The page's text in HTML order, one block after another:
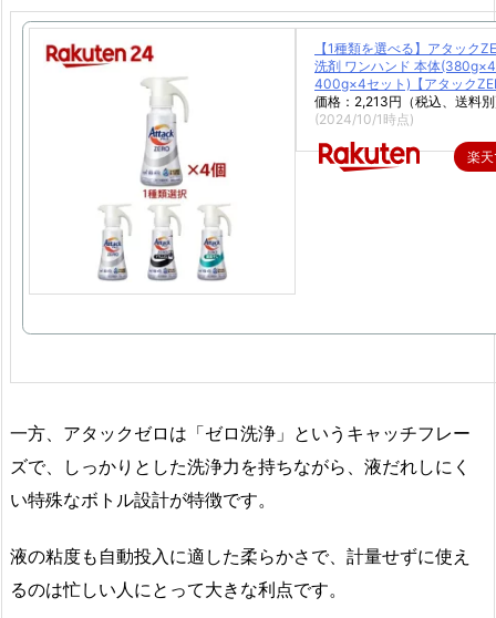
【1種類を選べる】アタック
洗剤 ワンハンド 本体
400g×4セット)【アタック
価格：2,213円（税込、送料
(2024/10/1時点)
楽
一方、アタックゼロは「ゼロ洗浄」というキャッチフレー
ズで、しっかりとした洗浄力を持ちながら、液だれしにく
い特殊なボトル設計が特徴です。
液の粘度も自動投入に適した柔らかさで、計量せずに使え
るのは忙しい人にとって大きな利点です。